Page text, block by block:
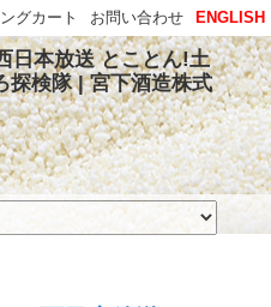
日本放送 とことん!土
探検隊 | 宮下酒造株式
ENGLISH
お問い合わせ
グカート